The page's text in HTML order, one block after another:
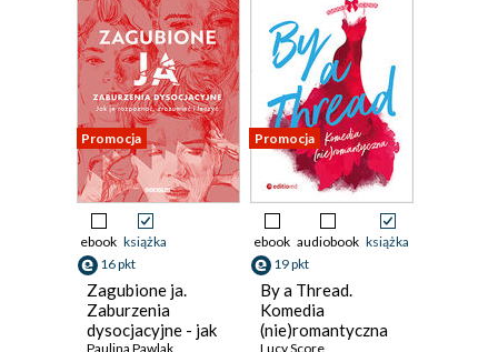
Promocja
ebook książka
16 pkt
Zagubione ja.
Zaburzenia
dysocjacyjne - jak
Paulina Pawlak
Promocja
ebook audiobook książka
19 pkt
By a Thread.
Komedia
(nie)romantyczna
Lucy Score